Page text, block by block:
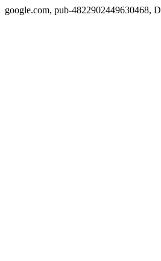
google.com, pub-4822902449630468,